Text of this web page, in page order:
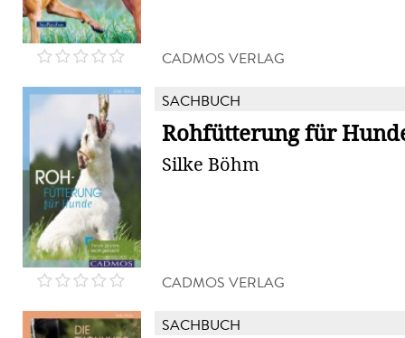
CADMOS VERLAG
SACHBUCH
Rohfütterung für
Silke Böhm
CADMOS VERLAG
SACHBUCH